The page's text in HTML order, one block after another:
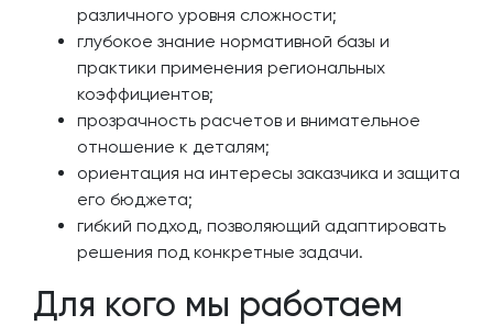
различного уровня сложности;
глубокое знание нормативной базы и
практики применения региональных
коэффициентов;
прозрачность расчетов и внимательное
отношение к деталям;
ориентация на интересы заказчика и защита
его бюджета;
гибкий подход, позволяющий адаптировать
решения под конкретные задачи.
Для кого мы работаем